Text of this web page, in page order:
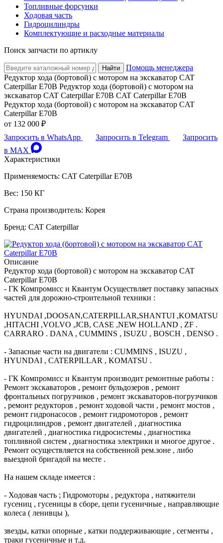
Топливные форсунки
Ходовая часть
Гидроцилиндры
Комплектующие и расходные материалы
Поиск запчасти по артиклу
Найти
Помощь менеджера
Редуктор хода (бортовой) с мотором на экскаватор CAT
Caterpillar E70B Редуктор хода (бортовой) с мотором на
экскаватор CAT Caterpillar E70B CAT Caterpillar E70B
Редуктор хода (бортовой) с мотором на экскаватор CAT
Caterpillar E70B
от 132 000 ₽
Запросить в WhatsApp
Запросить в Telegram
Запросить
в MAX
Характеристики
Применяемость: CAT Caterpillar E70B
Вес: 150 КГ
Страна производитель: Корея
Бренд: CAT Caterpillar
Описание
Редуктор хода (бортовой) с мотором на экскаватор CAT
Caterpillar E70B
- ГК Компромисс и Квантум Осуществляет поставку запасных
частей для дорожно-строительной техники :
HYUNDAI ,DOOSAN,CATERPILLAR,SHANTUI ,KOMATSU
,HITACHI ,VOLVO ,JCB, CASE ,NEW HOLLAND , ZF .
CARRARO . DANA , CUMMINS , ISUZU , BOSCH , DENSO .
- Запасные части на двигатели : CUMMINS , ISUZU ,
HYUNDAI , CATERPILLAR , KOMATSU .
- ГК Компромисс и Квантум производит ремонтные работы :
Ремонт экскаваторов , ремонт бульдозеров , ремонт
фронтальных погрузчиков , ремонт экскаваторов-погрузчиков
, ремонт редукторов , ремонт ходовой части , ремонт мостов ,
ремонт гидронасосов , ремонт гидромоторов , ремонт
гидроцилиндров , ремонт двигателей , диагностика
двигателей , диагностика гидросистемы , диагностика
топливной систем , диагностика электрики и многое другое .
Ремонт осуществляется на собственной рем.зоне , либо
выездной бригадой на месте .
На нашем складе имеется :
- Ходовая часть ; Гидромоторы , редуктора , натяжители
гусениц , гусеницы в сборе, цепи гусеничные , направляющие
колеса ( ленивцы ),
звезды, катки опорные , катки поддерживающие , сегменты ,
траки гусеничные и т.д.